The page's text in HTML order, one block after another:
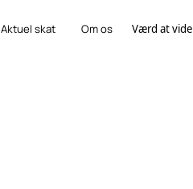
Aktuel skat Om os Værd at vide